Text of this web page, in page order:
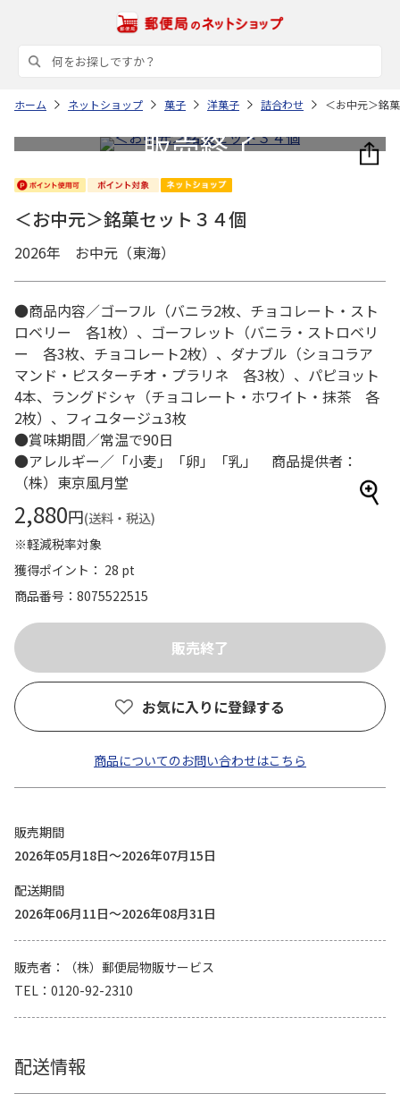
ホーム ネットショップ 菓子 洋菓子 詰合わせ ＜お中元＞銘
＜お中元＞銘菓セット３４個
2026年 お中元（東海）
●商品内容／ゴーフル（バニラ2枚、チョコレート・スト
ロベリー 各1枚）、ゴーフレット（バニラ・ストロベリ
ー 各3枚、チョコレート2枚）、ダナブル（ショコラア
マンド・ピスターチオ・プラリネ 各3枚）、パピヨット
4本、ラングドシャ（チョコレート・ホワイト・抹茶 各
2枚）、フィユタージュ3枚
●賞味期間／常温で90日
●アレルギー／「小麦」「卵」「乳」 商品提供者：
（株）東京風月堂
2,880円(送料・税込)
※軽減税率対象
獲得ポイント： 28 pt
商品番号
8075522515
お気に入りに登録する
商品についてのお問い合わせはこちら
販売期間
2026年05月18日～2026年07月15日
配送期間
2026年06月11日～2026年08月31日
販売者
（株）郵便局物販サービス
TEL
0120-92-2310
配送情報